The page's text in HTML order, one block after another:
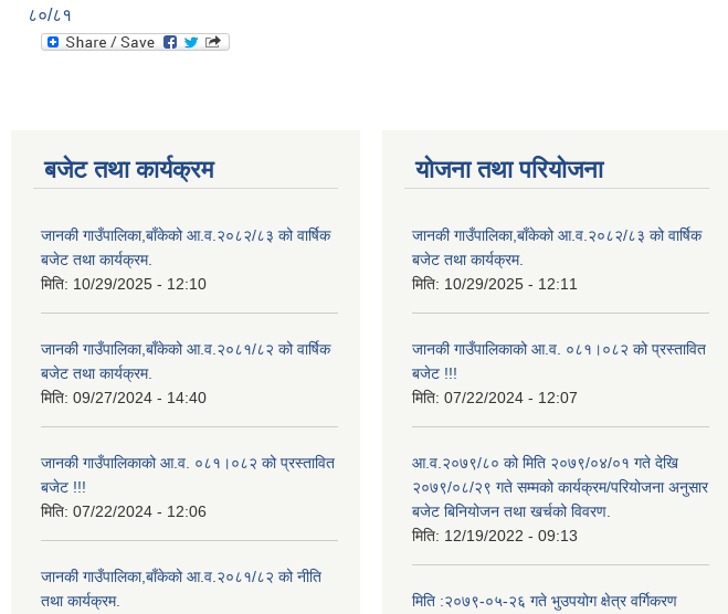
८०/८१
बजेट तथा कार्यक्रम
जानकी गाउँपालिका,बाँकेको आ.व.२०८२/८३ को वार्षिक
बजेट तथा कार्यक्रम.
मिति: 10/29/2025 - 12:10
जानकी गाउँपालिका,बाँकेको आ.व.२०८१/८२ को वार्षिक
बजेट तथा कार्यक्रम.
मिति: 09/27/2024 - 14:40
जानकी गाउँपालिकाको आ.व. ०८१।०८२ को प्रस्तावित
बजेट !!!
मिति: 07/22/2024 - 12:06
जानकी गाउँपालिका,बाँकेको आ.व.२०८१/८२ को नीति
तथा कार्यक्रम.
योजना तथा परियोजना
जानकी गाउँपालिका,बाँकेको आ.व.२०८२/८३ को वार्षिक
बजेट तथा कार्यक्रम.
मिति: 10/29/2025 - 12:11
जानकी गाउँपालिकाको आ.व. ०८१।०८२ को प्रस्तावित
बजेट !!!
मिति: 07/22/2024 - 12:07
आ.व.२०७९/८० को मिति २०७९/०४/०१ गते देखि
२०७९/०८/२९ गते सम्मको कार्यक्रम/परियोजना अनुसार
बजेट बिनियोजन तथा खर्चको विवरण.
मिति: 12/19/2022 - 09:13
मिति :२०७९-०५-२६ गते भुउपयोग क्षेत्र वर्गिकरण